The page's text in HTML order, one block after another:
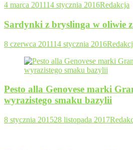
4 marca 201114 stycznia 2016Redakcja
Sardynki z bryslinga w oliwie
8 czerwca 201114 stycznia 2016
Pesto alla Genovese marki
wyrazistego smaku bazylii
8 stycznia 201528 listopada 2017